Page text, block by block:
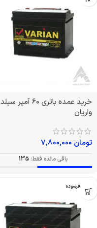
خرید عمده باتری 60 آمپر سیلد
واریان
تومان
باقی مانده فقط: 135
بدون فرسوده